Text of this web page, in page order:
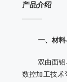
产品介绍
一、材料
双曲面
数控加工技术